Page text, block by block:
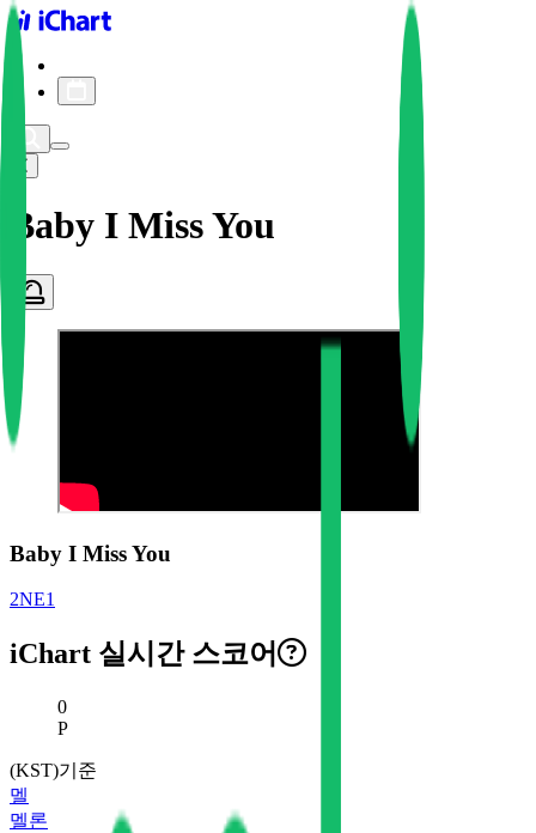
iChart logo
Baby I Miss You
Baby I Miss You
2NE1
iChart 실시간 스코어
현재 스코어
0
P
(KST)기준
멜
멜론